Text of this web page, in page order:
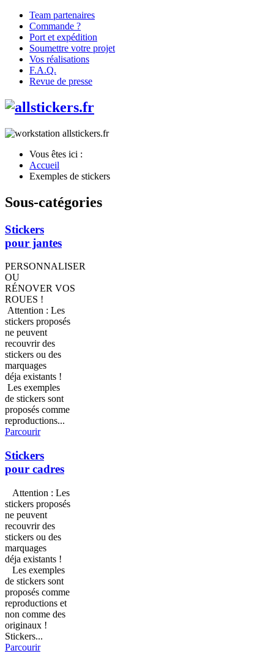
Team partenaires
Commande ?
Port et expédition
Soumettre votre projet
Vos réalisations
F.A.Q.
Revue de presse
Vous êtes ici :
Accueil
Exemples de stickers
Sous-catégories
Stickers
pour jantes
PERSONNALISER
OU
RÉNOVER VOS
ROUES !
Attention : Les
stickers proposés
ne peuvent
recouvrir des
stickers ou des
marquages
déja existants !
Les exemples
de stickers sont
proposés comme
reproductions...
Parcourir
Stickers
pour cadres
Attention : Les
stickers proposés
ne peuvent
recouvrir des
stickers ou des
marquages
déja existants !
Les exemples
de stickers sont
proposés comme
reproductions et
non comme des
originaux !
Stickers...
Parcourir